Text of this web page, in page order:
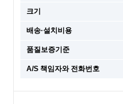
크기
배송·설치비용
품질보증기준
A/S 책임자와 전화번호